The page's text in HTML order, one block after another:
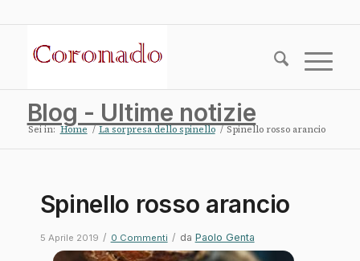
Blog - Ultime notizie
Sei in: Home / La sorpresa dello spinello / Spinello rosso arancio
Spinello rosso arancio
5 Aprile 2019 / 0 Commenti / da Paolo Genta